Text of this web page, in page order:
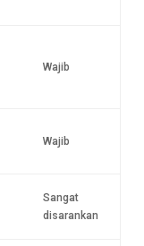
Wajib
Wajib
Sangat
disarankan